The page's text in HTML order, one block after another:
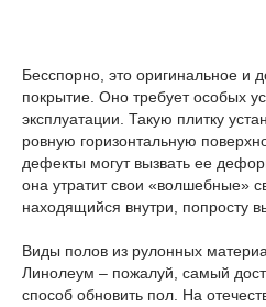
Бесспорно, это оригинальное и
покрытие. Оно требует особых
эксплуатации. Такую плитку
ровную горизонтальную
дефекты могут вызвать ее
она утратит свои «волшебные»
находящийся внутри, попросту
Виды полов из рулонных
Линолеум – пожалуй, самый
способ обновить пол. На